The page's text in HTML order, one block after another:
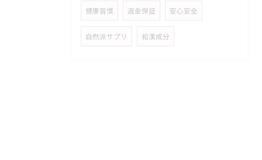
健康習慣 返金保証 安心安全
自然派サプリ 和漢成分